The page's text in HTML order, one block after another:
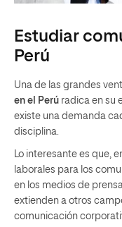
Estudiar
Perú
Una de las grandes
en el Perú radica en su
existe una demanda
disciplina.
Lo interesante es que,
laborales para los
en los medios de
extienden a otros
comunicación